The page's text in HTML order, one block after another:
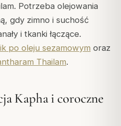
Potrzeba olejowania
gdy zimno i suchość
i tkanki łączące.
po oleju sezamowym oraz
Thailam.
Kapha i coroczne